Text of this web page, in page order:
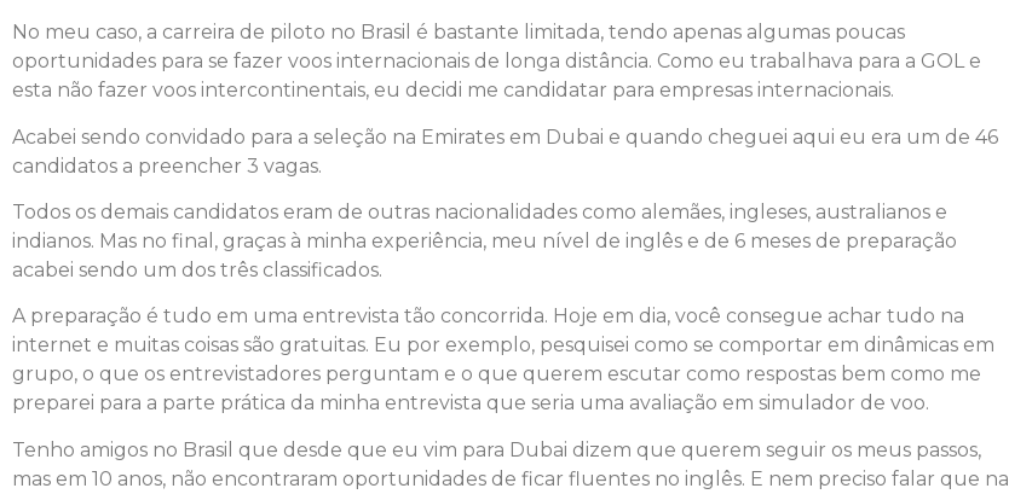
No meu caso, a carreira de piloto no Brasil é bastante limitada, tendo apenas algumas poucas
oportunidades para se fazer voos internacionais de longa distância. Como eu trabalhava para a GOL e
esta não fazer voos intercontinentais, eu decidi me candidatar para empresas internacionais.
Acabei sendo convidado para a seleção na Emirates em Dubai e quando cheguei aqui eu era um de 46
candidatos a preencher 3 vagas.
Todos os demais candidatos eram de outras nacionalidades como alemães, ingleses, australianos e
indianos. Mas no final, graças à minha experiência, meu nível de inglês e de 6 meses de preparação
acabei sendo um dos três classificados.
A preparação é tudo em uma entrevista tão concorrida. Hoje em dia, você consegue achar tudo na
internet e muitas coisas são gratuitas. Eu por exemplo, pesquisei como se comportar em dinâmicas em
grupo, o que os entrevistadores perguntam e o que querem escutar como respostas bem como me
preparei para a parte prática da minha entrevista que seria uma avaliação em simulador de voo.
Tenho amigos no Brasil que desde que eu vim para Dubai dizem que querem seguir os meus passos,
mas em 10 anos, não encontraram oportunidades de ficar fluentes no inglês. E nem preciso falar que na